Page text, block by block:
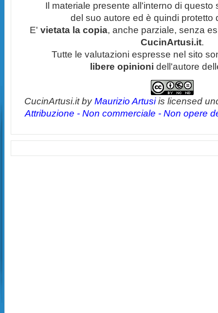
Il materiale presente all'interno di questo
del suo autore ed è quindi protetto
E' vietata la copia, anche parziale, senza
CucinArtusi.it.
Tutte le valutazioni espresse nel sito
libere opinioni dell'autore
CucinArtusi.itbyMaurizio Artusiis licensed
Attribuzione - Non commerciale - Non opere